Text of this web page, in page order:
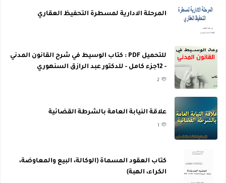
المرحلة الادارية لمسطرة التحفيظ العقاري
للتحميل PDF : كتاب الوسيط في شرح القانون المدني
- 12جزء كامل - للدكتور عبد الرازق السنهوري
2
علاقة النيابة العامة بالشرطة القضائية
1
كتاب العقود المسماة (الوكالة، البيع والمعاوضة،
الكراء، الهبة)